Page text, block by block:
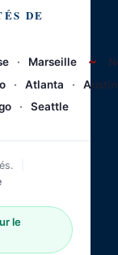
DE
· Marseille ~
· Atlanta ·
Austin
· Seattle
le